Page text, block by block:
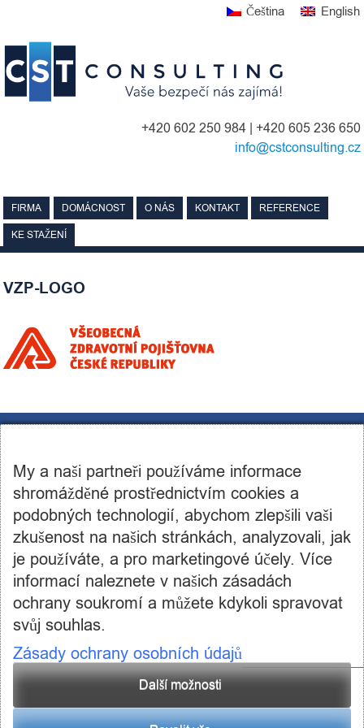
content
Čeština English
+420 602 250 984 | +420 605 236 650
info@cstconsulting.cz
FIRMA DOMÁCNOST O NÁS KONTAKT REFERENCE
KE STAŽENÍ
VZP-LOGO
IČ: 03460886, DIČ: CZ03460886
+420 602 250 984 | +420 605 236 650
info@cstconsulting.cz
Společnost je zapsaná v obchodním rejstříku vedeném Městským soudem v Praze, oddíl C,
vložka 231904
My a naši partneři používáme informace
shromážděné prostřednictvím cookies a
podobných technologií, abychom zlepšili vaši
zkušenost na našich stránkách, analyzovali, jak
je používáte, a pro marketingové účely. Více
informací naleznete v našich zásadách
ochrany soukromí a můžete kdykoli spravovat
svůj souhlas.
Zásady ochrany osobních údajů
Další možnosti